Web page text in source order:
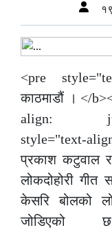
<pre
काठमाडौं । </
align:
style="text-
प्रकाश कटुवाल र
लोकदोहोरी
केसरि बोलको
जोडिएको छ